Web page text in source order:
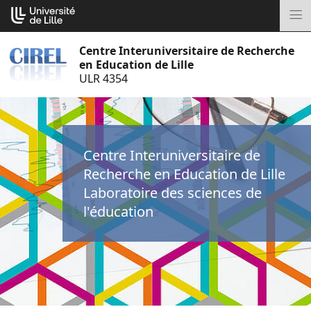
Aller
au
Centre Interuniversitaire de Recherche
en Education de Lille
ULR 4354
Centre Interuniversitaire de
Recherche en Education de Lille
Laboratoire des sciences de
l'éducation
Cookies management panel